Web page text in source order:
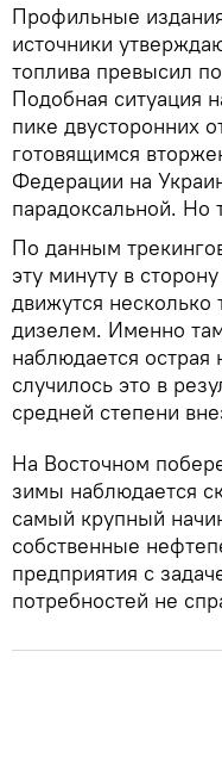
Профильные
источники
топлива превысил
Подобная ситуация
пике двусторонних
готовящимся
Федерации на
парадоксальной. Но
По данным
эту минуту в
движутся несколько
дизелем. Именно
наблюдается острая
случилось это в
средней степени
На Восточном
зимы наблюдается
самый крупный
собственные
предприятия с
потребностей не